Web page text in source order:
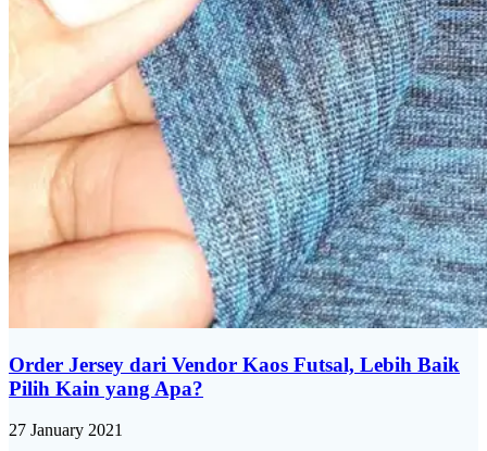
Order Jersey dari Vendor Kaos Futsal, Lebih Baik
Pilih Kain yang Apa?
27 January 2021